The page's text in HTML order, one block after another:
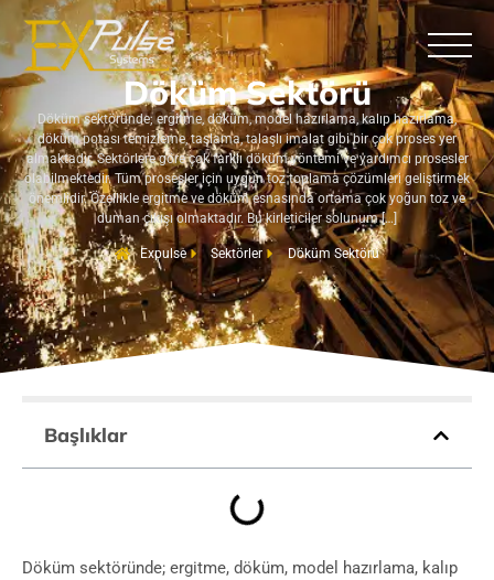
Döküm Sektörü
Döküm Sektörü
Döküm sektöründe; ergitme, döküm, model hazırlama, kalıp hazırlama,
döküm potası temizleme, taşlama, talaşlı imalat gibi bir çok proses yer
almaktadır. Sektörlere göre çok farklı döküm yöntemi ve yardımcı prosesler
olabilmektedir. Tüm prosesler için uygun toz toplama çözümleri geliştirmek
önemlidir. Özellikle ergitme ve döküm esnasında ortama çok yoğun toz ve
duman çıkışı olmaktadır. Bu kirleticiler solunum […]
Expulse Sektörler Döküm Sektörü
Başlıklar
Döküm sektöründe; ergitme, döküm, model hazırlama, kalıp